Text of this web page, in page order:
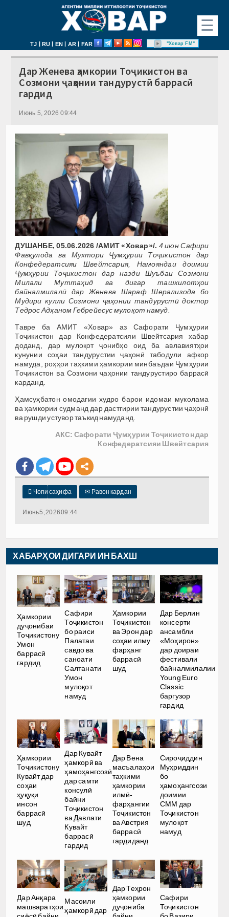
☰
TJ | RU | EN | AR | FAR "Ховар FM"
Дар Женева ҳамкории Тоҷикистон ва
Созмони ҷаҳонии тандурустӣ баррасӣ
гардид
Июнь 5, 2026 09:44
ДУШАНБЕ, 05.06.2026 /АМИТ «Ховар»/. 4 июн Сафири
Фавқулода ва Мухтори Ҷумҳурии Тоҷикистон дар
Конфедератсияи Швейтсария, Намояндаи доимии
Ҷумҳурии Тоҷикистон дар назди Шуъбаи Созмони
Милали Муттаҳид ва дигар ташкилотҳои
байналмилалӣ дар Женева Шараф Шерализода бо
Мудири кулли Созмони ҷаҳонии тандурустӣ доктор
Тедрос Адҳаном Гебрейесус мулоқот намуд.
Тавре ба АМИТ «Ховар» аз Сафорати Ҷумҳурии
Тоҷикистон дар Конфедератсияи Швейтсария хабар
доданд, дар мулоқот ҷонибҳо оид ба авлавиятҳои
кунунии соҳаи тандурустии ҷаҳонӣ табодули афкор
намуда, роҳҳои таҳкими ҳамкории минбаъдаи Ҷумҳурии
Тоҷикистон ва Созмони ҷаҳонии тандурустиро баррасӣ
карданд.
Ҳамсуҳбатон омодагии худро барои идомаи муколама
ва ҳамкории судманд дар дастгирии тандурустии ҷаҳонӣ
ва рушди устувор таъкид намуданд.
АКС: Сафорати Ҷумҳурии Тоҷикистон дар
Конфедератсияи Швейтсария
 Чопи саҳифа ✉ Равон кардан
Июнь 5, 2026 09:44
ХАБАРҲОИ ДИГАРИ ИН БАХШ
Ҳамкории
дуҷонибаи
Тоҷикистону
Умон
баррасӣ
гардид
Сафири
Тоҷикистон
бо раиси
Палатаи
савдо ва
саноати
Салтанати
Умон
мулоқот
намуд
Ҳамкории
Тоҷикистон
ва Эрон дар
соҳаи илму
фарҳанг
баррасӣ
шуд
Дар Берлин
консерти
ансамбли
«Моҳирон»
дар доираи
фестивали
байналмилалии
Young Euro
Classic
баргузор
гардид
Ҳамкории
Тоҷикистону
Кувайт дар
соҳаи
ҳуқуқи
инсон
баррасӣ
шуд
Дар Кувайт
ҳамкорӣ ва
ҳамоҳангсозӣ
дар самти
консулӣ
байни
Тоҷикистон
ва Давлати
Кувайт
баррасӣ
гардид
Дар Вена
масъалаҳои
таҳкими
ҳамкории
илмӣ-
фарҳангии
Тоҷикистон
ва Австрия
баррасӣ
гардиданд
Сироҷиддин
Муҳриддин
бо
ҳамоҳангсози
доимии
СММ дар
Тоҷикистон
мулоқот
намуд
Дар Анқара
машваратҳои
Масоили
ҳамкорӣ дар
Дар Теҳрон
ҳамкории
дуҷониба
Сафири
Тоҷикистон